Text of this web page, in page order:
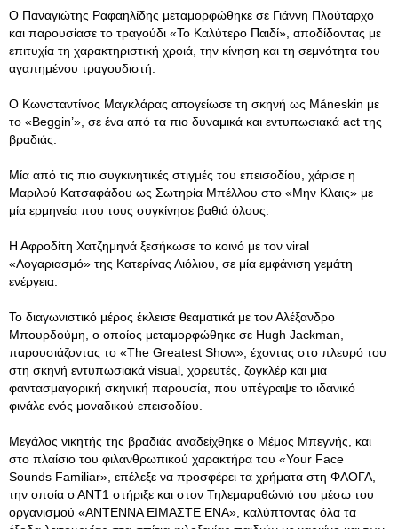
Ο Παναγιώτης Ραφαηλίδης μεταμορφώθηκε σε Γιάννη Πλούταρχο
και παρουσίασε το τραγούδι «Το Καλύτερο Παιδί», αποδίδοντας με
επιτυχία τη χαρακτηριστική χροιά, την κίνηση και τη σεμνότητα του
αγαπημένου τραγουδιστή.
Ο Κωνσταντίνος Μαγκλάρας απογείωσε τη σκηνή ως Måneskin με
το «Beggin’», σε ένα από τα πιο δυναμικά και εντυπωσιακά act της
βραδιάς.
Μία από τις πιο συγκινητικές στιγμές του επεισοδίου, χάρισε η
Μαριλού Κατσαφάδου ως Σωτηρία Μπέλλου στο «Μην Κλαις» με
μία ερμηνεία που τους συγκίνησε βαθιά όλους.
Η Αφροδίτη Χατζημηνά ξεσήκωσε το κοινό με τον viral
«Λογαριασμό» της Κατερίνας Λιόλιου, σε μία εμφάνιση γεμάτη
ενέργεια.
Το διαγωνιστικό μέρος έκλεισε θεαματικά με τον Αλέξανδρο
Μπουρδούμη, ο οποίος μεταμορφώθηκε σε Hugh Jackman,
παρουσιάζοντας το «The Greatest Show», έχοντας στο πλευρό του
στη σκηνή εντυπωσιακά visual, χορευτές, ζογκλέρ και μια
φαντασμαγορική σκηνική παρουσία, που υπέγραψε το ιδανικό
φινάλε ενός μοναδικού επεισοδίου.
Μεγάλος νικητής της βραδιάς αναδείχθηκε ο Μέμος Μπεγνής, και
στο πλαίσιο του φιλανθρωπικού χαρακτήρα του «Your Face
Sounds Familiar», επέλεξε να προσφέρει τα χρήματα στη ΦΛΟΓΑ,
την οποία ο ΑΝΤ1 στήριξε και στον Τηλεμαραθώνιό του μέσω του
οργανισμού «ΑΝΤΕΝΝΑ ΕΙΜΑΣΤΕ ΕΝΑ», καλύπτοντας όλα τα